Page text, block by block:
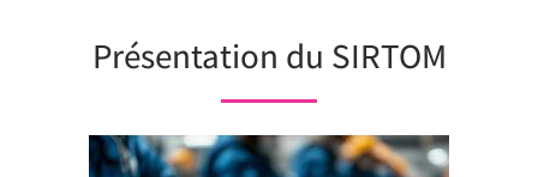
Présentation du SIRTOM